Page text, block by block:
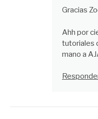
Gracias
Ahh por
tutoriales
mano a